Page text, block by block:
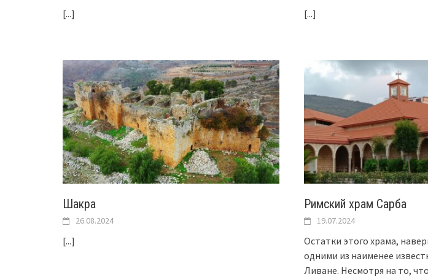
[...] [...]
Шакра
26.08.2024
[...]
Римский храм Сарба
19.07.2024
Остатки этого храма,
одними из наименее
Ливане. Несмотря на то,